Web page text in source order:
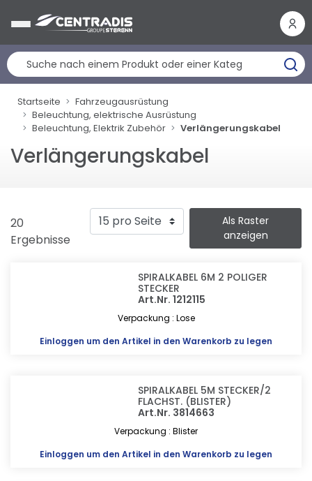
Startseite
Fahrzeugausrüstung
Beleuchtung, elektrische Ausrüstung
Beleuchtung, Elektrik Zubehör
Verlängerungskabel
Verlängerungskabel
20
Ergebnisse
Als Raster
anzeigen
SPIRALKABEL 6M 2 POLIGER
STECKER
Art.Nr. 1212115
Verpackung : Lose
Einloggen um den Artikel in den Warenkorb zu legen
SPIRALKABEL 5M STECKER/2
FLACHST. (BLISTER)
Art.Nr. 3814663
Verpackung : Blister
Einloggen um den Artikel in den Warenkorb zu legen